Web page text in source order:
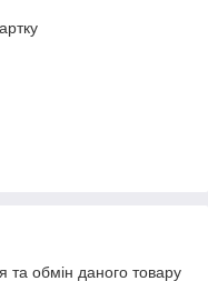
обмін даного товару